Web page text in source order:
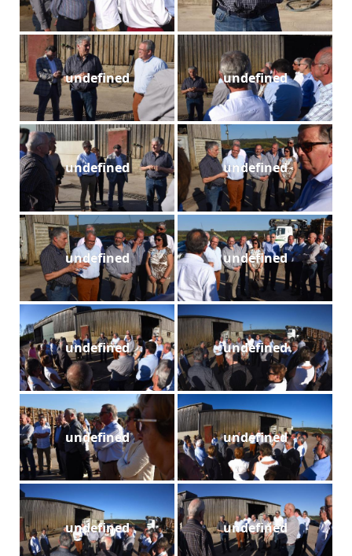
undefined undefined
undefined undefined
undefined undefined
undefined undefined
undefined undefined
undefined undefined